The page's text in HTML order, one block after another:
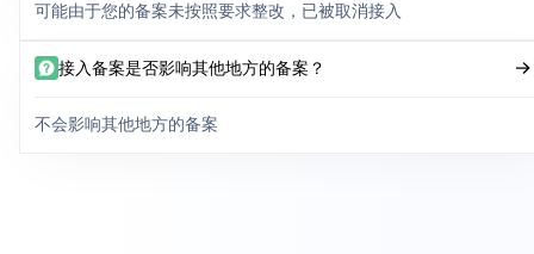
可能由于您的备案未按照要求整改，已被取消接入
接入备案是否影响其他地方的备案？
不会影响其他地方的备案